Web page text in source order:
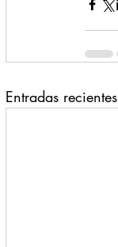
Entradas recientes